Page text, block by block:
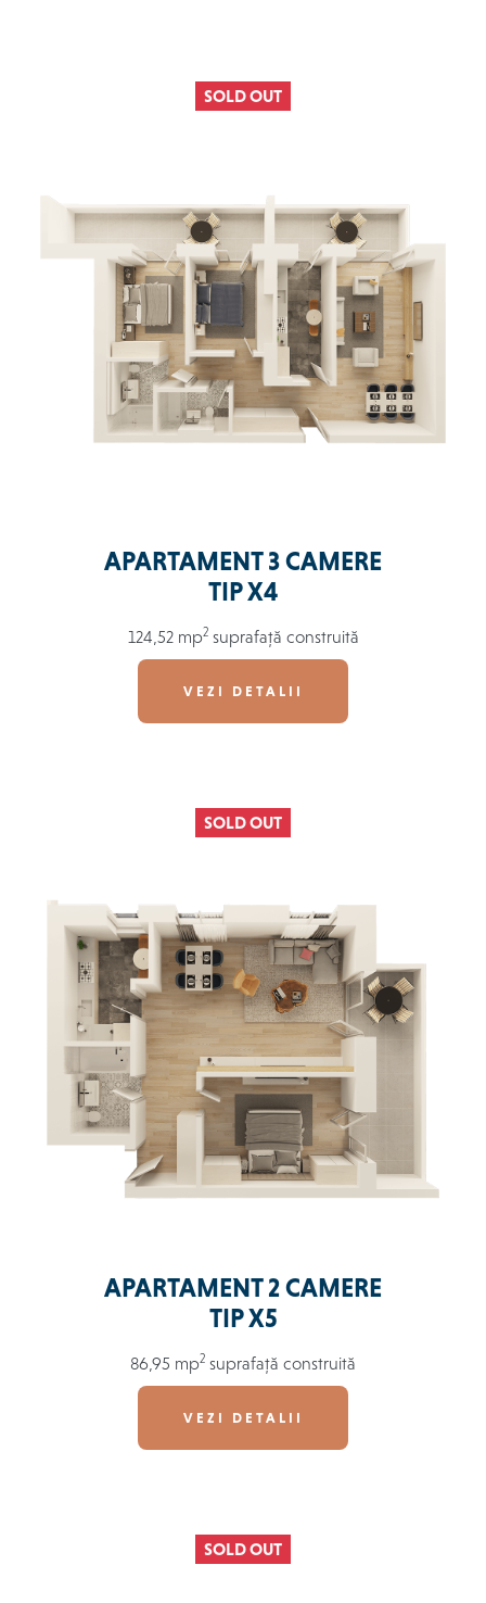
SOLD OUT
APARTAMENT 3 CAMERE
TIP X4
124,52 mp2 suprafață construită
VEZI DETALII
SOLD OUT
APARTAMENT 2 CAMERE
TIP X5
86,95 mp2 suprafață construită
VEZI DETALII
SOLD OUT